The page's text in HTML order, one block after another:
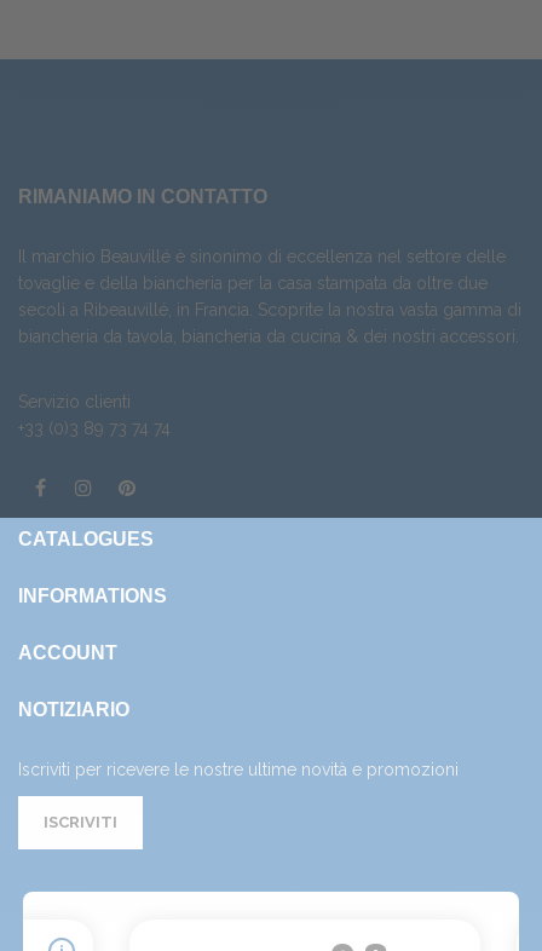
RIMANIAMO IN CONTATTO
Il marchio Beauvillé è sinonimo di eccellenza nel settore delle
tovaglie e della biancheria per la casa stampata da oltre due
secoli a Ribeauvillé, in Francia. Scoprite la nostra vasta gamma di
biancheria da tavola
biancheria da cucina & dei nostri accessori
Servizio clienti
+33 (0)3 89 73 74 74
CATALOGUES
INFORMATIONS
ACCOUNT
NOTIZIARIO
Iscriviti per ricevere le nostre ultime novità e promozioni
ISCRIVITI